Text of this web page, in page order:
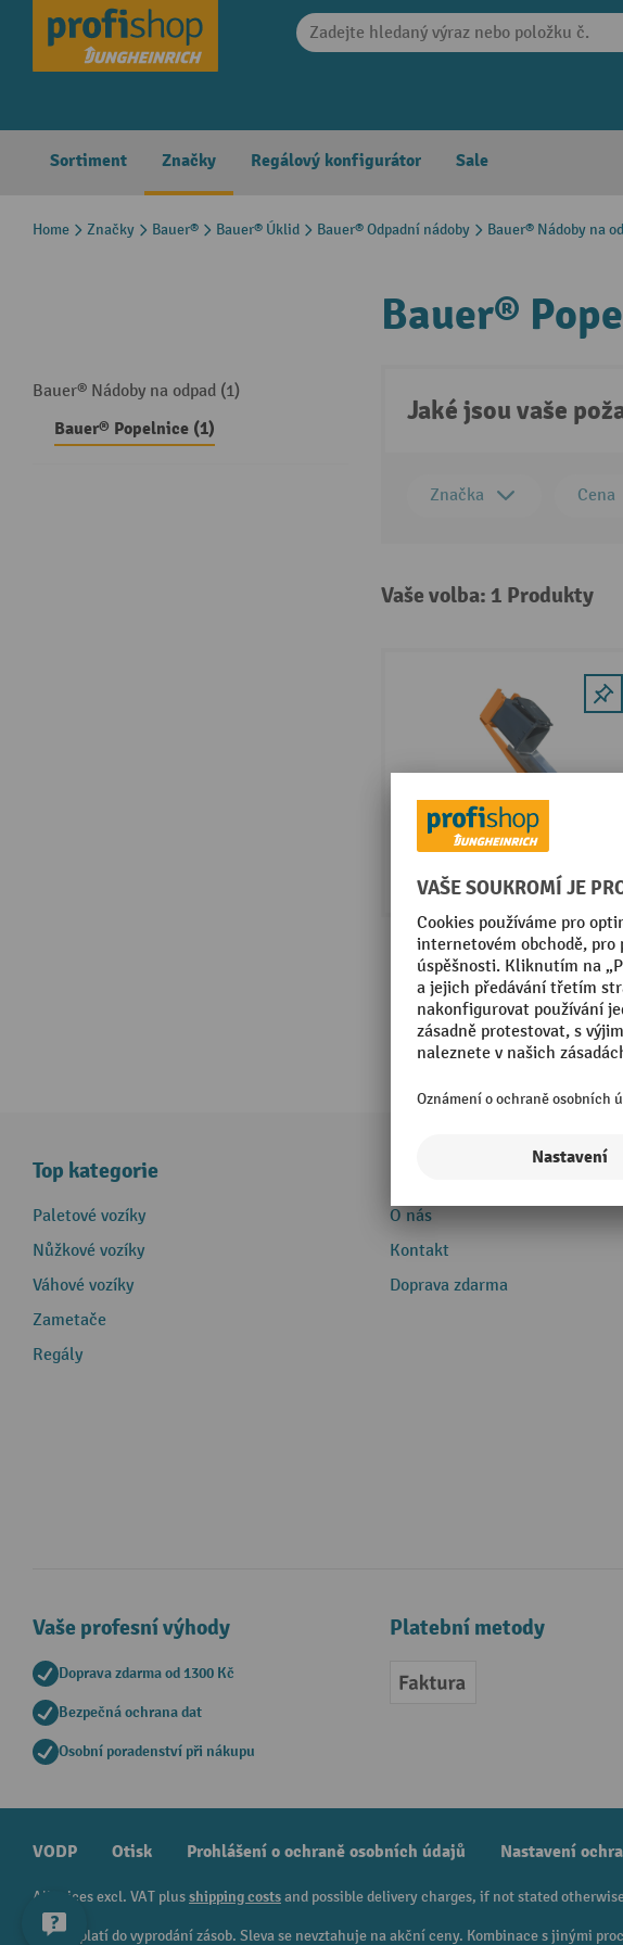
Skip to main navigation
Sortiment Značky Regálový konfigurátor Sale
Home Značky Bauer® Bauer® Úklid Bauer® Odpadní nádoby Bauer® Nádoby na
Bauer® Nádoby na odpad (1)
Bauer® Popelnice (1)
Bauer®
Jaké jsou vaše
Značka Cena
Vaše volba: 1 Produkty
Top kategorie
Paletové vozíky
Nůžkové vozíky
Váhové vozíky
Zametače
Regály
O nás
Kontakt
Doprava zdarma
Vaše profesní výhody
Doprava zdarma od 1300 Kč
Bezpečná ochrana dat
Osobní poradenství při nákupu
Platební metody
Faktura
VODP Otisk Prohlášení o ochraně osobních údajů Nastavení
All prices excl. VAT plusshipping costsand possible delivery charges, if not stated
¹ Sleva platí do vyprodání zásob. Sleva se nevztahuje na akční ceny. Kombinace s jinými